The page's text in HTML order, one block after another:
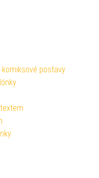
komiksové postavy